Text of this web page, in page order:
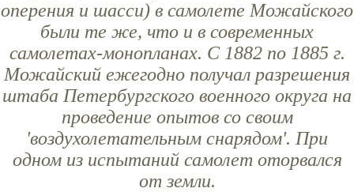
оперения и шасси) в самолете Можайского
были те же, что и в современных
самолетах-монопланах. С 1882 по 1885 г.
Можайский ежегодно получал разрешения
штаба Петербургского военного округа на
проведение опытов со своим
'воздухолетательным снарядом'. При
одном из испытаний самолет оторвался
от земли.